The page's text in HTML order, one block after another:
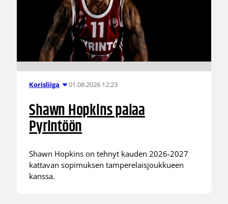
Korisliiga 01.08.2026 12:23
Shawn Hopkins palaa
Pyrintöön
Shawn Hopkins on tehnyt kauden 2026-2027
kattavan sopimuksen tamperelaisjoukkueen
kanssa.